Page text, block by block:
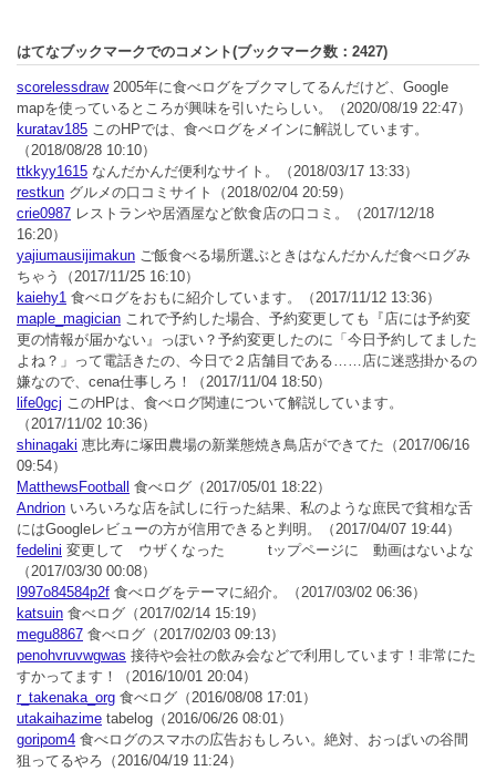
はてなブックマークでのコメント(ブックマーク数： 2427)
scorelessdraw2005年に食べログをブクマしてるんだけど、Google
mapを使っているところが興味を引いたらしい。
（2020/08/19 22:47）
kuratav185 このHPでは、食べログをメインに解説しています。
（2018/08/28 10:10）
ttkkyy1615 なんだかんだ便利なサイト。
（2018/03/17 13:33）
restkun グルメの口コミサイト
（2018/02/04 20:59）
crie0987 レストランや居酒屋など飲食店の口コミ。
（2017/12/18
16:20）
yajiumausijimakun ご飯食べる場所選ぶときはなんだかんだ食べログみ
ちゃう
（2017/11/25 16:10）
kaiehy1 食べログをおもに紹介しています。
（2017/11/12 13:36）
maple_magician これで予約した場合、予約変更しても『店には予約変
更の情報が届かない』っぽい？予約変更したのに「今日予約してました
よね？」って電話きたの、今日で２店舗目である……店に迷惑掛かるの
嫌なので、cena仕事しろ！
（2017/11/04 18:50）
life0gcj このHPは、食べログ関連について解説しています。
（2017/11/02 10:36）
shinagaki 恵比寿に塚田農場の新業態焼き鳥店ができてた （2017/06/16
09:54）
MatthewsFootball 食べログ （2017/05/01 18:22）
Andrion いろいろな店を試しに行った結果、私のような庶民で貧相な舌
にはGoogleレビューの方が信用できると判明。
（2017/04/07 19:44）
fedelini 変更して ウザくなった tップページに 動画はないよな
（2017/03/30 00:08）
l997o84584p2f 食べログをテーマに紹介。
（2017/03/02 06:36）
katsuin 食べログ （2017/02/14 15:19）
megu8867 食べログ （2017/02/03 09:13）
penohvruvwgwas 接待や会社の飲み会などで利用しています！非常にた
すかってます！
（2016/10/01 20:04）
r_takenaka_org 食べログ （2016/08/08 17:01）
utakaihazime tabelog （2016/06/26 08:01）
goripom4 食べログのスマホの広告おもしろい。絶対、おっぱいの谷間
狙ってるやろ （2016/04/19 11:24）